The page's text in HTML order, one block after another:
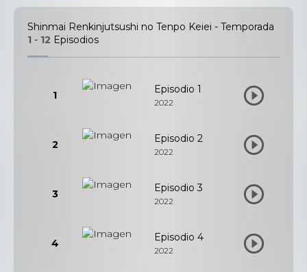
Shinmai Renkinjutsushi no Tenpo Keiei - Temporada
1 - 12 Episodios
1 Episodio 1
2022
2 Episodio 2
2022
3 Episodio 3
2022
4 Episodio 4
2022